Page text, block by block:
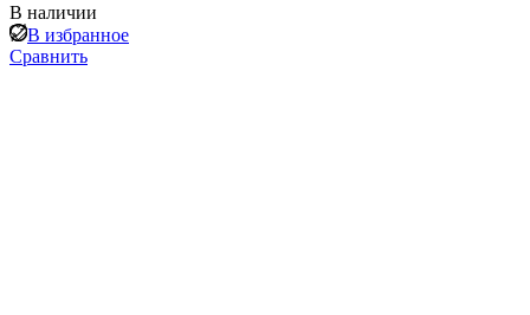
В наличии
В избранное
Сравнить